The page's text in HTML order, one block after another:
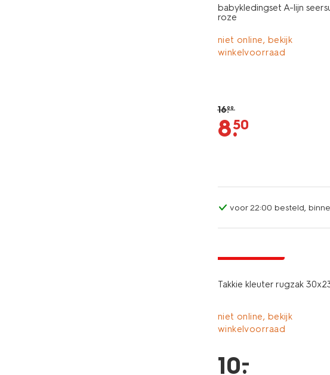
babykledingset A-lijn
roze
niet online, bekijk
winkelvoorraad
16.99
8.
50
voor 22:00 besteld,
Takkie kleuter rugzak
niet online, bekijk
winkelvoorraad
10.
–